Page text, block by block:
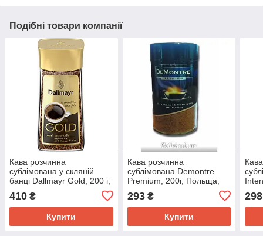
Подібні товари компанії
Кава розчинна
сублімована у скляній
банці Dallmayr Gold, 200 г,
410 ₴
Купити
Кава розчинна
сублімована Demontre
Premium, 200г, Польща,
гранульована, у скляній
банці
293₴
Купити
298